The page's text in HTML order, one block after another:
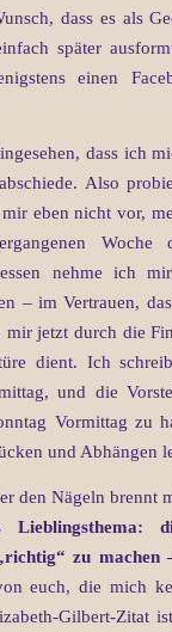
dass es als
später
einen
dass ich
Also
eben nicht vor,
Woche
nehme ich
– im Vertrauen,
mir jetzt durch die
dient. Ich
und die
Vormittag zu
und Abhängen
den Nägeln brennt
Lieblingsthema:
zu machen
euch, die mich
Gilbert-Zitat